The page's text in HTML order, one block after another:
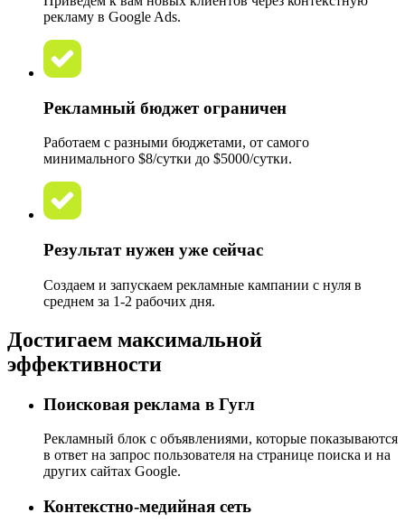
рекламу в Google Ads.
Рекламный бюджет ограничен
Работаем с разными бюджетами, от самого
минимального $8/сутки до $5000/сутки.
Результат нужен уже сейчас
Создаем и запускаем рекламные кампании с нуля в
среднем за 1-2 рабочих дня.
Достигаем максимальной
эффективности
Поисковая реклама в Гугл
Рекламный блок с объявлениями, которые показываются
в ответ на запрос пользователя на странице поиска и на
других сайтах Google.
Контекстно-медийная сеть